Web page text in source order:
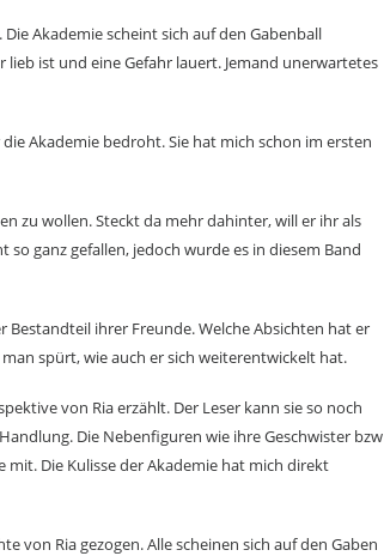
Akademie scheint sich auf den Gabenball
ist und eine Gefahr lauert. Jemand unerwartetes
Akademie bedroht. Sie hat mich schon im ersten
zu wollen. Steckt da mehr dahinter, will er ihr als
ganz gefallen, jedoch wurde es in diesem Band
ihrer Freunde. Welche Absichten hat er
spürt, wie auch er sich weiterentwickelt hat.
von Ria erzählt. Der Leser kann sie so noch
Die Nebenfiguren wie ihre Geschwister bzw
Die Kulisse der Akademie hat mich direkt
von Ria gezogen. Alle scheinen sich auf den Gaben